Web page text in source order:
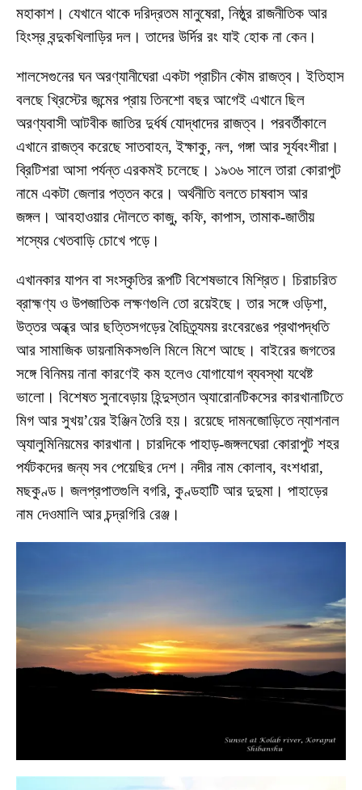
মহাকাশ। যেখানে থাকে দরিদ্রতম মানুষেরা, নিষ্ঠুর রাজনীতিক আর
হিংস্র বন্দুকখিলাড়ির দল। তাদের উর্দির রং যাই হোক না কেন।
শালসেগুনের ঘন অরণ্যানীঘেরা একটা প্রাচীন কৌম রাজত্ব। ইতিহাস
বলছে খ্রিস্টের জন্মের প্রায় তিনশো বছর আগেই এখানে ছিল
অরণ্যবাসী আটবীক জাতির দুর্ধর্ষ যোদ্ধাদের রাজত্ব। পরবর্তীকালে
এখানে রাজত্ব করেছে সাতবাহন, ইক্ষাকু, নল, গঙ্গা আর সূর্যবংশীরা।
ব্রিটিশরা আসা পর্যন্ত এরকমই চলেছে। ১৯৩৬ সালে তারা কোরাপুট
নামে একটা জেলার পত্তন করে। অর্থনীতি বলতে চাষবাস আর
জঙ্গল। আবহাওয়ার দৌলতে কাজু, কফি, কাপাস, তামাক-জাতীয়
শস্যের খেতবাড়ি চোখে পড়ে।
এখানকার যাপন বা সংস্কৃতির রূপটি বিশেষভাবে মিশ্রিত। চিরাচরিত
ব্রাহ্মণ্য ও উপজাতিক লক্ষণগুলি তো রয়েইছে। তার সঙ্গে ওড়িশা,
উত্তর অন্ধ্র আর ছত্তিসগড়ের বৈচিত্র্যময় রংবেরঙের প্রথাপদ্ধতি
আর সামাজিক ডায়নামিকসগুলি মিলে মিশে আছে। বাইরের জগতের
সঙ্গে বিনিময় নানা কারণেই কম হলেও যোগাযোগ ব্যবস্থা যথেষ্ট
ভালো। বিশেষত সুনাবেড়ায় হিন্দুস্তান অ্যারোনটিকসের কারখানাটিতে
মিগ আর সুখয়’য়ের ইঞ্জিন তৈরি হয়। রয়েছে দামনজোড়িতে ন্যাশনাল
অ্যালুমিনিয়মের কারখানা। চারদিকে পাহাড়-জঙ্গলঘেরা কোরাপুট শহর
পর্যটকদের জন্য সব পেয়েছির দেশ। নদীর নাম কোলাব, বংশধারা,
মছকুণ্ড। জলপ্রপাতগুলি বগরি, কুণ্ডহাটি আর দুদুমা। পাহাড়ের
নাম দেওমালি আর চন্দ্রগিরি রেঞ্জ।